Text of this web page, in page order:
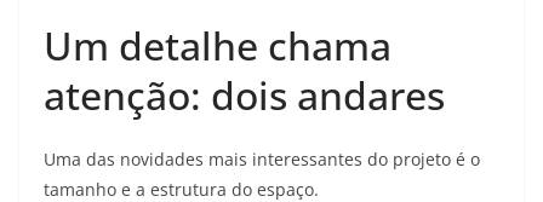
Um detalhe chama
atenção: dois andares
Uma das novidades mais interessantes do projeto é o
tamanho e a estrutura do espaço.